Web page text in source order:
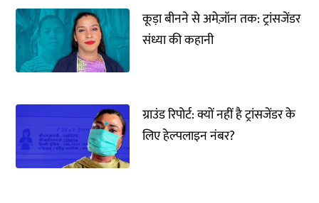
कूड़ा बीनने से अमेज़ॉन तक: ट्रांसजेंडर
संध्या की कहानी
ग्राउंड रिपोर्ट: क्यों नहीं है ट्रांसजेंडर के
लिए हेल्पलाइन नंबर?